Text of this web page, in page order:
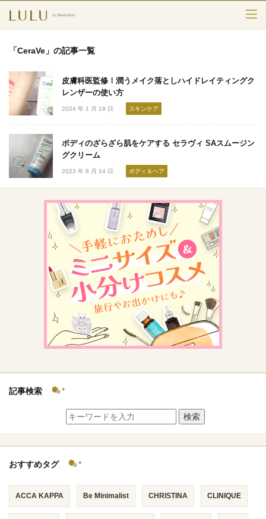
スキンケア
メークアップ
エイジングケア
フレグランス
ボディ＆ヘア
ライフスタイル
検索
「CeraVe」の記事一覧
皮膚科医監修！潤うメイク落としハイドレイティングク
レンザーの使い方
2024 年 1 月 19 日 スキンケア
ボディのざらざら肌をケアする セラヴィ SAスムージン
グクリーム
2023 年 8 月 14 日 ボディ＆ヘア
記事検索
検索
おすすめタグ
ACCA KAPPA Be Minimalist CHRISTINA CLINIQUE